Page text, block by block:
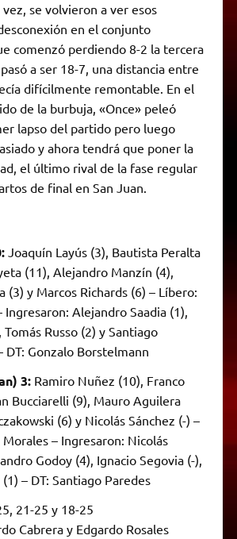
se volvieron a ver esos
en el conjunto
comenzó perdiendo 8-2 la tercera
a ser 18-7, una distancia entre
difícilmente remontable. En el
de la burbuja, «Once» peleó
lapso del partido pero luego
y ahora tendrá que poner la
el último rival de la fase regular
de final en San Juan.
Joaquín Layús (3), Bautista Peralta
(11), Alejandro Manzín (4),
(3) y Marcos Richards (6) – Líbero:
Alejandro Saadia (1),
Tomás Russo (2) y Santiago
DT: Gonzalo Borstelmann
3:Ramiro Nuñez (10), Franco
Bucciarelli (9), Mauro Aguilera
(6) y Nicolás Sánchez (-) –
– Ingresaron: Nicolás
Godoy (4), Ignacio Segovia (-),
– DT: Santiago Paredes
21-25 y 18-25
Cabrera y Edgardo Rosales